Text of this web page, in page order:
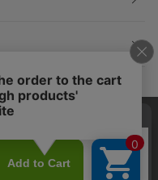
報保護方針
テンツの最適な提供、ト
使用しています。
の利用に同意したことも